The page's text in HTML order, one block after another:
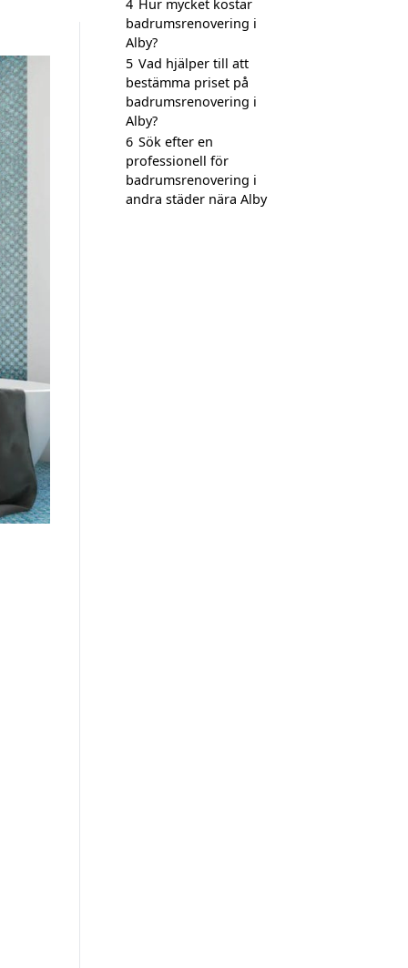
4 Hur mycket kostar
badrumsrenovering i
Alby?
5 Vad hjälper till att
bestämma priset på
badrumsrenovering i
Alby?
6 Sök efter en
professionell för
badrumsrenovering i
andra städer nära Alby